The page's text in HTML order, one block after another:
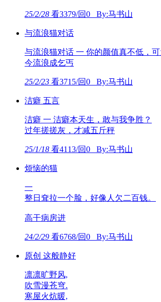
25/2/28 看3379/回0 By:马书山
与流浪猫对话
与流浪猫对话 一 你的颜值真不低，
今流浪成乞丐
25/2/23 看3715/回0 By:马书山
洁癖 五言
洁癖 一 洁癖本天生，敢与我争胜？
过年搓搓灰，才减五斤秤
25/1/18 看4113/回0 By:马书山
烦恼的猫
一
整日耷拉一个脸，好像人欠二百钱。
高干病房进
24/2/29 看6768/回0 By:马书山
原创 这般静好
凛凛旷野风,
吹雪漫苍穹.
寒屋火炕暖,